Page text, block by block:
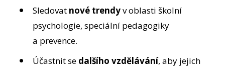
Sledovat nové trendyv oblasti školní
psychologie, speciální pedagogiky
a prevence.
Účastnit se dalšího vzdělávání, aby jejich